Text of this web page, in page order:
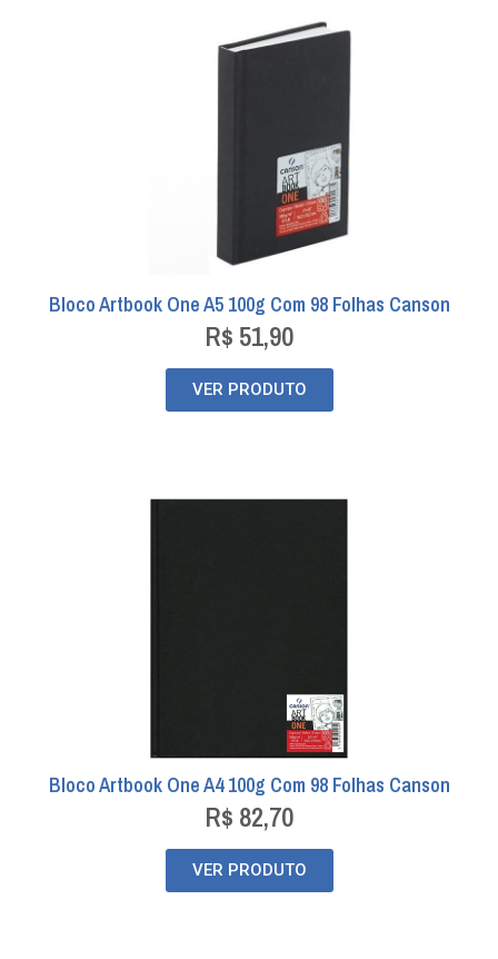
Bloco Artbook One A5 100g Com 98 Folhas Canson
R$ 51,90
VER PRODUTO
Bloco Artbook One A4 100g Com 98 Folhas Canson
R$ 82,70
VER PRODUTO